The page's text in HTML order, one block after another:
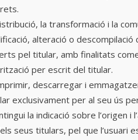
la transformació i la
alteració o
pel titular, amb finalitats
per escrit del titular.
descarregar i
exclusivament per al seu ús
la indicació sobre l’origen i
seus titulars, pel que l’usuari